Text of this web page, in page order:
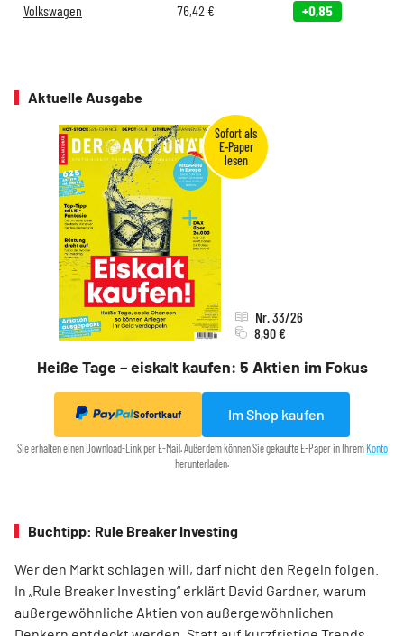
Volkswagen 76,42 € +0,85
Aktuelle Ausgabe
Heiße Tage – eiskalt kaufen: 5 Aktien im Fokus
Nr. 33/26
8,90 €
Sofortkauf Im Shop kaufen
Sie erhalten einen Download-Link per E-Mail. Außerdem können Sie gekaufte E-Paper in IhremKonto
herunterladen.
Buchtipp: Rule Breaker Investing
Wer den Markt schlagen will, darf nicht den Regeln folgen.
In „Rule Breaker Investing“ erklärt David Gardner, warum
außergewöhnliche Aktien von außer­gewöhnlichen